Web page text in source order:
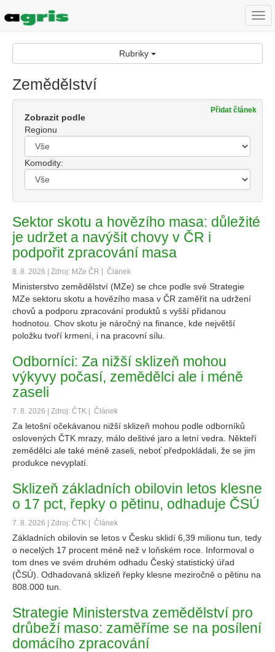
Rubriky
Zemědělství
Přidat článek
Zobrazit podle
Regionu
Komodity:
Sektor skotu a hovězího masa: důležité
je udržet a navýšit chovy v ČR i
podpořit zpracování masa
8. 8. 2026 | Zdroj: MZe ČR | Článek
Ministerstvo zemědělství (MZe) se chce podle své Strategie
MZe sektoru skotu a hovězího masa v ČR zaměřit na udržení
chovů a podporu zpracování produktů s vyšší přidanou
hodnotou. Chov skotu je náročný na finance, kde největší
položku tvoří krmení, i na pracovní sílu.
Odborníci: Za nižší sklizeň mohou
výkyvy počasí, zemědělci ale i méně
zaseli
7. 8. 2026 | Zdroj: ČTK | Článek
Za letošní očekávanou nižší sklizeň mohou podle odborníků
oslovených ČTK mrazy, málo deštivé jaro a letní vedra. Někteří
zemědělci ale také méně zaseli, neboť předpokládali, že se jim
produkce nevyplatí.
Sklizeň základních obilovin letos klesne
o 17 pct, řepky o pětinu, odhaduje ČSÚ
7. 8. 2026 | Zdroj: ČTK | Článek
Základních obilovin se letos v Česku sklidí 6,39 milionu tun, tedy
o necelých 17 procent méně než v loňském roce. Informoval o
tom dnes ve svém druhém odhadu Český statistický úřad
(ČSÚ). Odhadovaná sklizeň řepky klesne meziročně o pětinu na
808.000 tun.
Strategie Ministerstva zemědělství pro
drůbeží maso: zaměříme se na posílení
domácího zpracování